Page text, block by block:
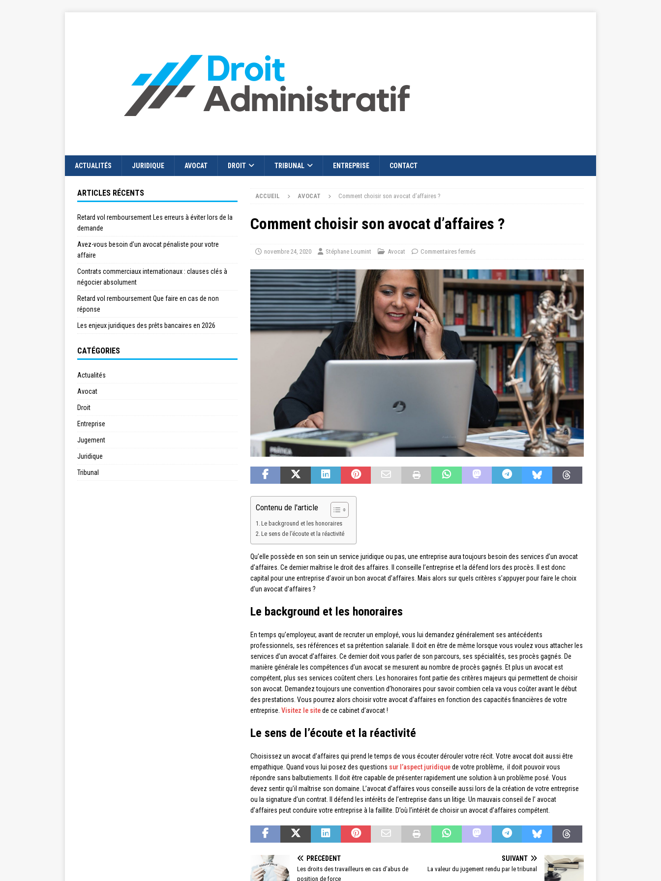
ACTUALITÉS JURIDIQUE AVOCAT DROIT TRIBUNAL ENTREPRISE CONTACT
ACCUEIL AVOCAT Comment choisir son avocat d’affaires ?
Comment choisir son avocat d’affaires ?
novembre 24, 2020 Stéphane Loumint Avocat Commentaires fermés
Contenu de l'article
Le background et les honoraires
Le sens de l’écoute et la réactivité
Qu’elle possède en son sein un service juridique ou pas, une entreprise aura toujours besoin des services d’un avocat
d’affaires. Ce dernier maîtrise le droit des affaires. Il conseille l’entreprise et la défend lors des procès. Il est donc
capital pour une entreprise d’avoir un bon avocat d’affaires. Mais alors sur quels critères s’appuyer pour faire le choix
d’un avocat d’affaires ?
Le background et les honoraires
En temps qu’employeur, avant de recruter un employé, vous lui demandez généralement ses antécédents
professionnels, ses références et sa prétention salariale. Il doit en être de même lorsque vous voulez vous attacher les
services d’un avocat d’affaires. Ce dernier doit vous parler de son parcours, ses spécialités, ses procès gagnés. De
manière générale les compétences d’un avocat se mesurent au nombre de procès gagnés. Et plus un avocat est
compétent, plus ses services coûtent chers. Les honoraires font partie des critères majeurs qui permettent de choisir
son avocat. Demandez toujours une convention d’honoraires pour savoir combien cela va vous coûter avant le début
des prestations. Vous pourrez alors choisir votre avocat d’affaires en fonction des capacités financières de votre
entreprise. Visitez le sitede ce cabinet d’avocat !
Le sens de l’écoute et la réactivité
Choisissez un avocat d’affaires qui prend le temps de vous écouter dérouler votre récit. Votre avocat doit aussi être
empathique. Quand vous lui posez des questions sur l’aspect juridiquede votre problème, il doit pouvoir vous
répondre sans balbutiements. Il doit être capable de présenter rapidement une solution à un problème posé. Vous
devez sentir qu’il maîtrise son domaine. L’avocat d’affaires vous conseille aussi lors de la création de votre entreprise
ou la signature d’un contrat. Il défend les intérêts de l’entreprise dans un litige. Un mauvais conseil de l’ avocat
d’affaires peut conduire votre entreprise à la faillite. D’où l’intérêt de choisir un avocat d’affaires compétent.
PRÉCÉDENT
Les droits des travailleurs en cas d’abus de
position de force
SUIVANT
La valeur du jugement rendu par le tribunal
ARTICLES RÉCENTS
Retard vol remboursement Les erreurs à éviter lors de la
demande
Avez-vous besoin d’un avocat pénaliste pour votre
affaire
Contrats commerciaux internationaux : clauses clés à
négocier absolument
Retard vol remboursement Que faire en cas de non
réponse
Les enjeux juridiques des prêts bancaires en 2026
CATÉGORIES
Actualités
Avocat
Droit
Entreprise
Jugement
Juridique
Tribunal